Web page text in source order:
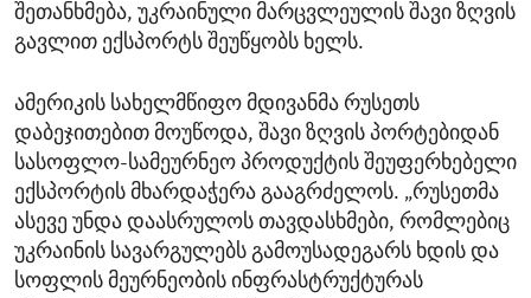
შეთანხმება, უკრაინული მარცვლეულის შავი ზღვის
გავლით ექსპორტს შეუწყობს ხელს.
ამერიკის სახელმწიფო მდივანმა რუსეთს
დაბეჯითებით მოუწოდა, შავი ზღვის პორტებიდან
სასოფლო-სამეურნეო პროდუქტის შეუფერხებელი
ექსპორტის მხარდაჭერა გააგრძელოს. „რუსეთმა
ასევე უნდა დაასრულოს თავდასხმები, რომლებიც
უკრაინის სავარგულებს გამოუსადეგარს ხდის და
სოფლის მეურნეობის ინფრასტრუქტურას